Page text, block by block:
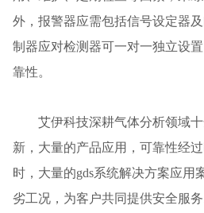
外，报警器应需包括信号设定器
制器应对检测器可一对一独立设
靠性。
艾伊科技深耕气体分析领域十
新，大量的产品应用，可靠性经
时，大量的gds系统解决方案应用
劣工况，为客户共同提供安全服务